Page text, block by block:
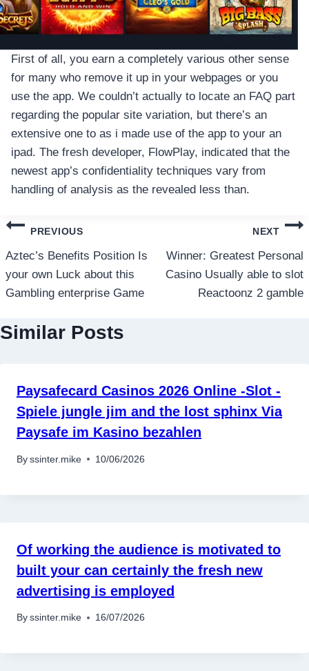
First of all, you earn a completely various other sense
for many who remove it up in your webpages or you
use the app. We couldn’t actually to locate an FAQ part
regarding the popular site variation, but there’s an
extensive one to as i made use of the app to your an
ipad. The fresh developer, FlowPlay, indicated that the
newest app’s confidentiality techniques vary from
handling of analysis as the revealed less than.
แนะแนว
เรื่อง
PREVIOUS
Aztec’s Benefits Position Is
your own Luck about this
Gambling enterprise Game
NEXT
Winner: Greatest Personal
Casino Usually able to slot
Reactoonz 2 gamble
Similar Posts
Paysafecard Casinos 2026 Online -Slot -
Spiele jungle jim and the lost sphinx Via
Paysafe im Kasino bezahlen
By ssinter.mike 10/06/2026
Of working the audience is motivated to
built your can certainly the fresh new
advertising is employed
By ssinter.mike 16/07/2026